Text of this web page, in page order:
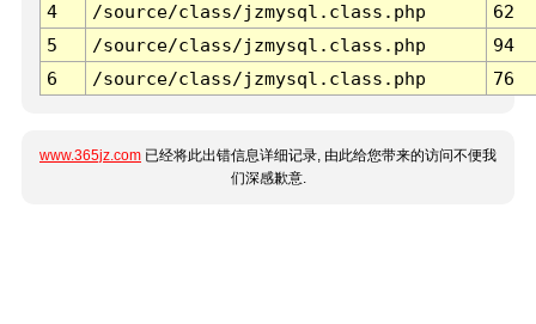
4
/source/class/jzmysql.class.php
62
5
/source/class/jzmysql.class.php
94
6
/source/class/jzmysql.class.php 76
www.365jz.com 已经将此出错信息详细记录, 由此给您带来的访问不便我
们深感歉意.